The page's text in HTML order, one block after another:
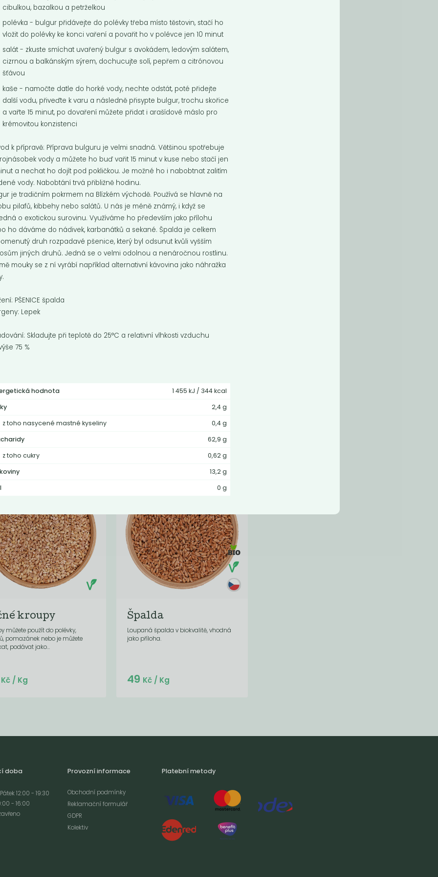
hrubý
je částečně naklíčená, usušená
pomletá celozrnná pšenice.
Do košíku:
Kč / Kg
Bulgur je částečně naklíčená, usušená
a nahrubo pomletá celozrnná pšenice.
74Kč / Kg
chutné a přirozeně bezlepkové.
Kč/ Kg
kroupy
můžete použít do polévky,
pomazánek nebo je můžete
podávat jako...
Do košíku:
Kč / Kg
Špalda
Loupaná špalda v biokvalitě, vhodná
jako příloha.
Do košíku:
49 Kč/ Kg
doba
12:00 - 19:30
- 16:00
Provozní informace
Obchodní podmínky
Reklamační formulář
GDPR
Kolektiv
Platební metody
cibulkou, bazalkou a petrželkou
polévka - bulgur přidávejte do polévky třeba místo těstovin, stačí ho
vložit do polévky ke konci vaření a povařit ho v polévce jen 10 minut
salát - zkuste smíchat uvařený bulgur s avokádem, ledovým salátem,
cizrnou a balkánským sýrem, dochucujte solí, pepřem a citrónovou
šťávou
kaše - namočte datle do horké vody, nechte odstát, poté přidejte
další vodu, přiveďte k varu a následně přisypte bulgur, trochu skořice
a vařte 15 minut, po dovaření můžete přidat i arašídové máslo pro
krémovitou konzistenci
k přípravě: Příprava bulguru je velmi snadná. Většinou spotřebuje
vody a můžete ho buď vařit 15 minut v kuse nebo stačí jen
a nechat ho dojít pod pokličkou. Je možné ho i nabobtnat zalitím
vody. Nabobtání trvá přibližně hodinu.
je tradičním pokrmem na Blízkém východě. Používá se hlavně na
pilafů, kibbehy nebo salátů. U nás je méně známý, i když se
o exotickou surovinu. Využíváme ho především jako přílohu
ho dáváme do nádivek, karbanátků a sekané. Špalda je celkem
druh rozpadavé pšenice, který byl odsunut kvůli vyšším
jiných druhů. Jedná se o velmi odolnou a nenáročnou rostlinu.
mouky se z ní vyrábí například alternativní kávovina jako náhražka
PŠENICE špalda
Lepek
Skladujte při teplotě do 25°C a relativní vlhkosti vzduchu
75 %
hodnota
1 455 kJ / 344 kcal
2,4 g
z toho nasycené mastné kyseliny
0,4 g
62,9 g
z toho cukry
0,62 g
13,2 g
0 g